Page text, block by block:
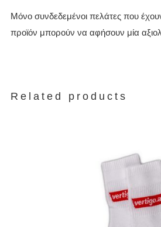
Μόνο συνδεδεμένοι πελάτες που
προϊόν μπορούν να αφήσουν μία
Related products